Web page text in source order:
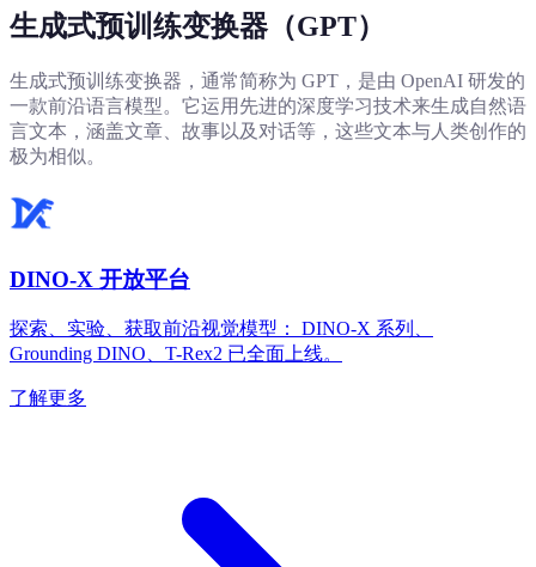
生成式预训练变换器（GPT）
生成式预训练变换器，通常简称为 GPT，是由 OpenAI 研发的
一款前沿语言模型。它运用先进的深度学习技术来生成自然语
言文本，涵盖文章、故事以及对话等，这些文本与人类创作的
极为相似。
DINO-X 开放平台
探索、实验、获取前沿视觉模型： DINO-X 系列、
Grounding DINO、T-Rex2 已全面上线。
了解更多